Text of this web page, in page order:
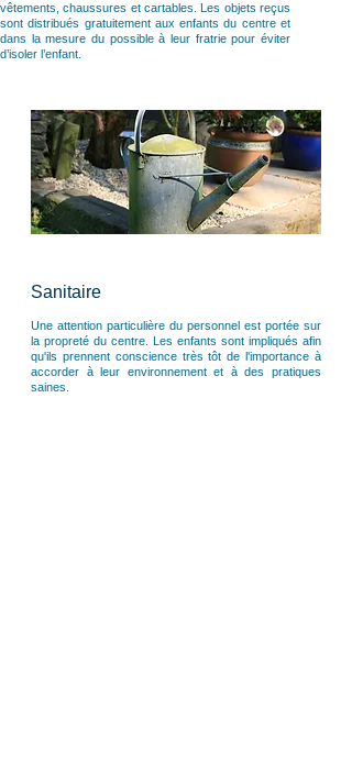
vêtements, chaussures et cartables. Les objets reçus
sont distribués gratuitement aux enfants du centre et
dans la mesure du possible à leur fratrie pour éviter
d’isoler l’enfant.
Sanitaire
Une attention particulière du personnel est portée sur
la propreté du centre. Les enfants sont impliqués afin
qu'ils prennent conscience très tôt de l'importance à
accorder à leur environnement et à des pratiques
saines.